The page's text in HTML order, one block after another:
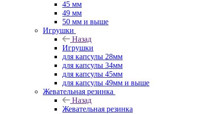
45 мм
49 мм
50 мм и выше
Игрушки
Назад
Игрушки
для капсулы 28мм
для капсулы 34мм
для капсулы 45мм
для капсулы 49мм и выше
Жевательная резинка
Назад
Жевательная резинка